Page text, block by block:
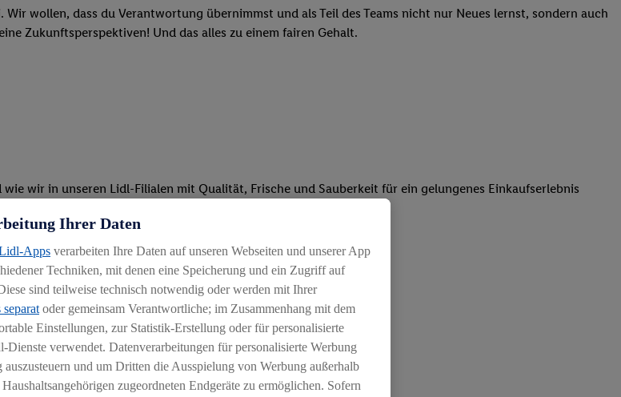
wollen, dass du Verantwortung übernimmst und als Teil des Teams nicht nur Neues lernst, sondern auch
Zukunftsperspektiven! Und das alles zu einem fairen Gehalt.
wir in unseren Lidl-Filialen mit Qualität, Frische und Sauberkeit für ein gelungenes Einkaufserlebnis
Du packst an und bist mit vollem Einsatz dabei
Kunden mit Rat und Tat zur Verfügung
Azubi-Projekten teil
Ihrer Daten
Apps verarbeiten Ihre Daten auf unseren Webseiten und unserer App
Techniken, mit denen eine Speicherung und ein Zugriff auf
sind teilweise technisch notwendig oder werden mit Ihrer
separat oder gemeinsam Verantwortliche; im Zusammenhang mit dem
Einstellungen, zur Statistik-Erstellung oder für personalisierte
verwendet. Datenverarbeitungen für personalisierte Werbung
und um Dritten die Ausspielung von Werbung außerhalb
zugeordneten Endgeräte zu ermöglichen. Sofern